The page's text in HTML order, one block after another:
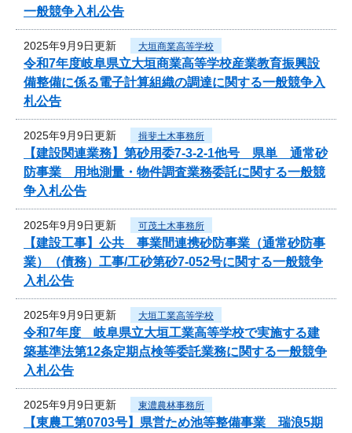
一般競争入札公告
2025年9月9日更新 大垣商業高等学校
令和7年度岐阜県立大垣商業高等学校産業教育振興設
備整備に係る電子計算組織の調達に関する一般競争入
札公告
2025年9月9日更新 揖斐土木事務所
【建設関連業務】第砂用委7-3-2-1他号 県単 通常砂
防事業 用地測量・物件調査業務委託に関する一般競
争入札公告
2025年9月9日更新 可茂土木事務所
【建設工事】公共 事業間連携砂防事業（通常砂防事
業）（債務）工事/工砂第砂7-052号に関する一般競争
入札公告
2025年9月9日更新 大垣工業高等学校
令和7年度 岐阜県立大垣工業高等学校で実施する建
築基準法第12条定期点検等委託業務に関する一般競争
入札公告
2025年9月9日更新 東濃農林事務所
【東農工第0703号】県営ため池等整備事業 瑞浪5期